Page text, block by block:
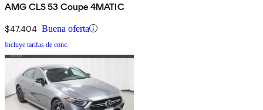
AMG CLS 53 Coupe 4MATIC
$47,404 Buena oferta
Incluye tarifas de conc.